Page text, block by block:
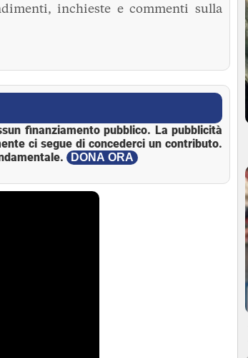
inchieste e commenti sulla
finanziamento pubblico. La pubblicità
ci segue di concederci un contributo.
DONA ORA